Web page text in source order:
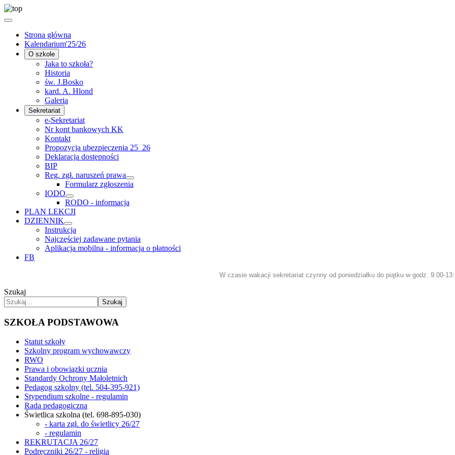
Strona główna
Kalendarium'25/26
O szkole
Jaka to szkoła?
Historia
św. J.Bosko
kard. A. Hlond
Galeria
Sekretariat
e-Sekretariat
Nr kont bankowych KK
Kontakt
Propozycja ubezpieczenia 25_26
Deklaracja dostępności
BIP
Reg. zgł. naruszeń prawa
Formularz zgłoszenia
IODO
RODO - informacja
PLAN LEKCJI
DZIENNIK
Instrukcja
Najczęściej zadawane pytania
Aplikacja mobilna - informacja o płatności
FB
W czasie wakacji sekretariat czynny od poniedziałku do piątku w godz. 9:00-
Szukaj
Szukaj
SZKOŁA PODSTAWOWA
Statut szkoły
Szkolny program wychowawczy
RWO
Prawa i obowiązki ucznia
Standardy Ochrony Małoletnich
Pedagog szkolny (tel. 504-395-921)
Stypendium szkolne - regulamin
Rada pedagogiczna
Świetlica szkolna (tel. 698-895-030)
- karta zgł. do świetlicy 26/27
- regulamin
REKRUTACJA 26/27
Podręczniki 26/27 - religia